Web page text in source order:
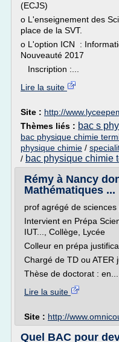
(ECJS)
o L'enseignement des
place de la SVT.
o L'option ICN :
Nouveauté 2017
Inscription :...
Lire la suite
Site : http://
Thèmes liés : bac s
bac physique chimie
physique chimie /
/ bac physique chimie
Rémy à Nancy
Mathématiques ...
prof agrégé de
Intervient en Prépa
IUT..., Collège, Lycée
Colleur en prépa
Chargé de TD ou ATER
Thèse de doctorat : en...
Lire la suite
Site : http://
Quel BAC pour